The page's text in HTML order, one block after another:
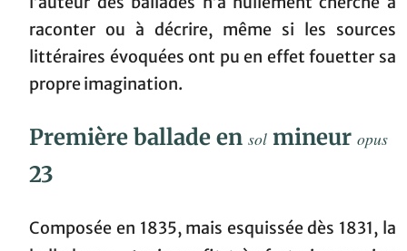
raconter ou à décrire, même si les sources
littéraires évoquées ont pu en effet fouetter sa
propre imagination.
Première ballade ensol mineuropus
23
Composée en 1835, mais esquissée dès 1831, la